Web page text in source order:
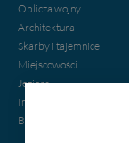
Oblicza wojny
Architektura
Skarby i tajemnice
Miejscowości
Jeziora
Imprezy
Biznes